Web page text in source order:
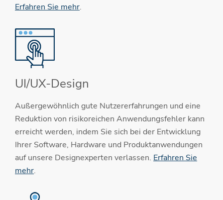
Erfahren Sie mehr.
UI/UX-Design
Außergewöhnlich gute Nutzererfahrungen und eine
Reduktion von risikoreichen Anwendungsfehler kann
erreicht werden, indem Sie sich bei der Entwicklung
Ihrer Software, Hardware und Produktanwendungen
auf unsere Designexperten verlassen. Erfahren Sie
mehr.